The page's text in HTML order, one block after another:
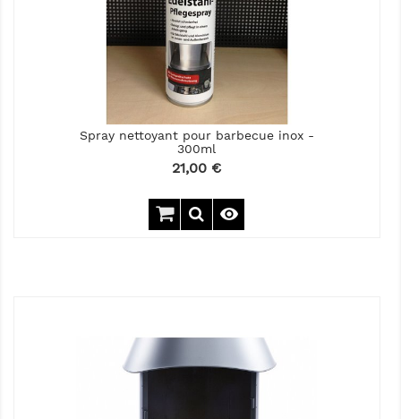
Spray nettoyant pour barbecue inox -
300ml
Prix
21,00 €
